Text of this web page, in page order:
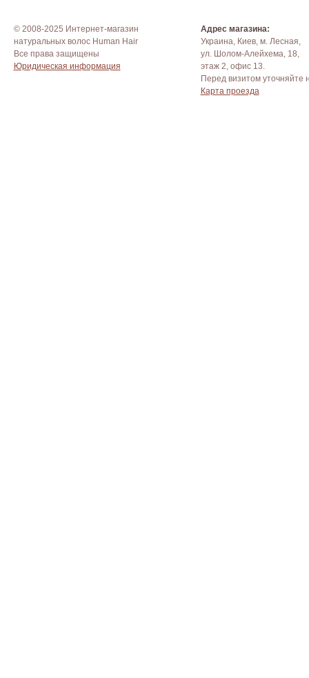
© 2008-2025 Интернет-магазин
натуральных волос Human Hair
Все права защищены
Юридическая информация
Адрес магазина:
Украина, Киев, м. Лесная,
ул. Шолом-Алейхема, 18,
этаж 2, офис 13.
Перед визитом уточняйте
Карта проезда